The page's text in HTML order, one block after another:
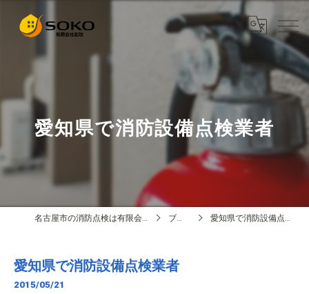
愛知県で消防設備点検業者
名古屋市の消防点検は有限会社創功 ブログ 愛知県で消防設備点検業者
愛知県で消防設備点検業者
2015/05/21